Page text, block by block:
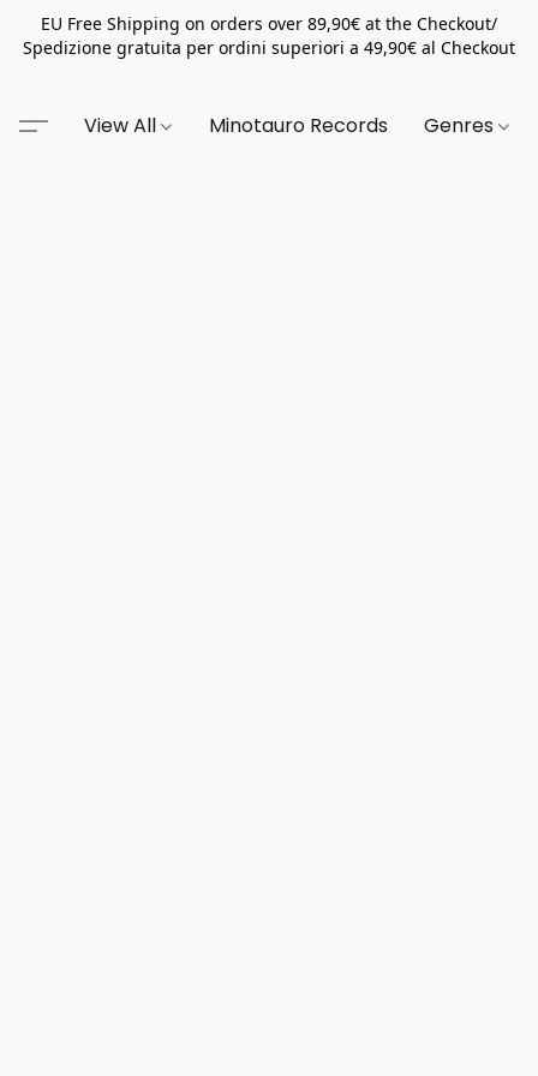
EU Free Shipping on orders over 89,90€ at the Checkout/
Spedizione gratuita per ordini superiori a 49,90€ al Checkout
View All Minotauro Records Genres